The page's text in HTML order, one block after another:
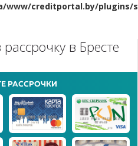
creditportal.by/plugins/
в Бресте
РАССРОЧКИ